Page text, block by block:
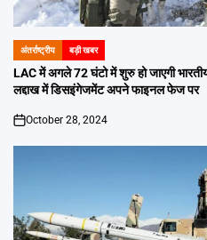
POSTED
IN
अंतर्राष्ट्रीय बड़ी खबर
LAC में अगले 72 घंटो में शुरु हो जाएगी
लद्दाख में डिसइंगेजमेंट अपने फाइनल फेज पर
on
October 28, 2024